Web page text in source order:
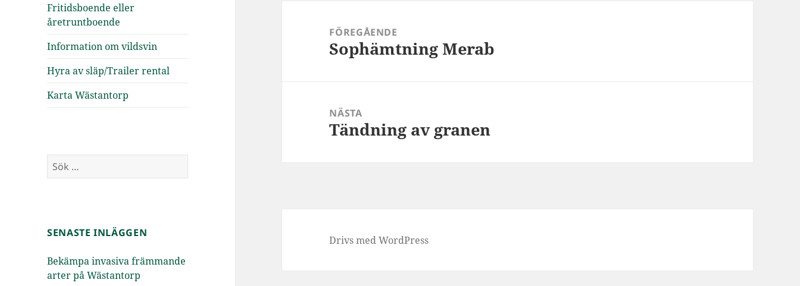
Fritidsboende eller
åretruntboende
Information om vildsvin
Hyra av släp/Trailer rental
Karta Wästantorp
Sök
efter:
SENASTE INLÄGGEN
Bekämpa invasiva främmande
arter på Wästantorp
FÖREGÅENDE
Föregående
Sophämtning Merab
NÄSTA
Nästa
Tändning av granen
Drivs med WordPress